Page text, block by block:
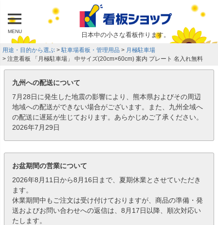
MENU 日本中の小さな看板作ります。
用途・目的から選ぶ 駐車場看板・管理用品
月極駐車場
注意看板 「月極駐車場」 中サイズ(20cm×60cm) 案内 プレート 名入れ無料
九州への配送について
7月28日に発生した地震の影響により、熊本県およびその周辺
地域への配送ができない場合がございます。また、九州全域へ
の配送に遅延が生じております。あらかじめご了承ください。
2026年7月29日
お盆期間の営業について
2026年8月11日から8月16日まで、夏期休業とさせていただき
ます。
休業期間中もご注文は受け付けておりますが、商品の準備・発
送およびお問い合わせへの返信は、8月17日以降、順次対応い
たします。